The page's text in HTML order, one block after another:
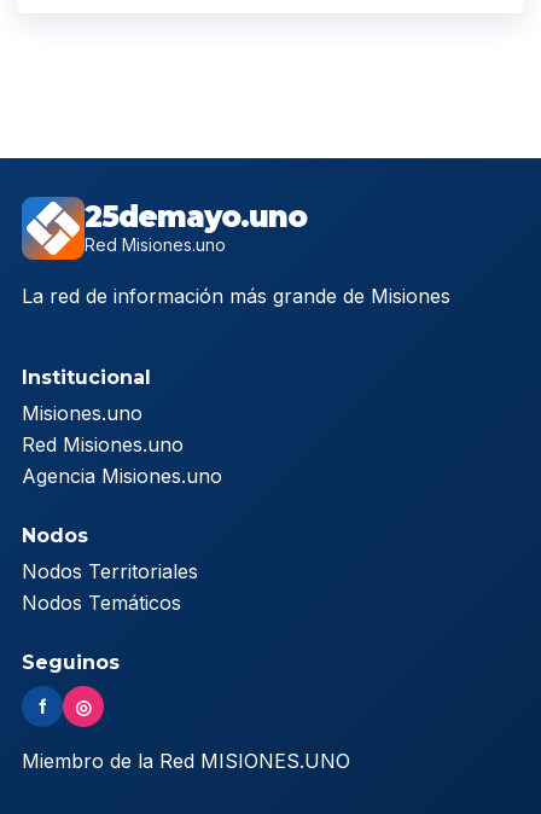
25demayo.uno
Red Misiones.uno
La red de información más grande de Misiones
Institucional
Misiones.uno
Red Misiones.uno
Agencia Misiones.uno
Nodos
Nodos Territoriales
Nodos Temáticos
Seguinos
f ◎
Miembro de la Red MISIONES.UNO